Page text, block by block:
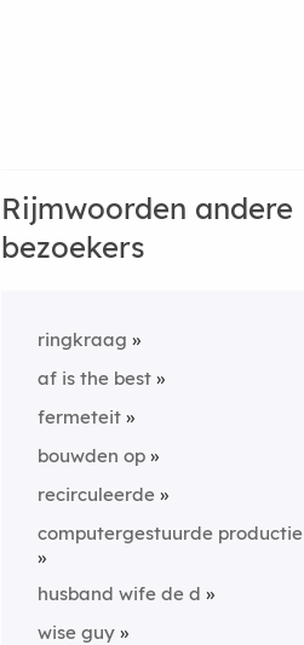
Rijmwoorden andere
bezoekers
ringkraag
af is the best
fermeteit
bouwden op
recirculeerde
computergestuurde productie
husband wife de d
wise guy